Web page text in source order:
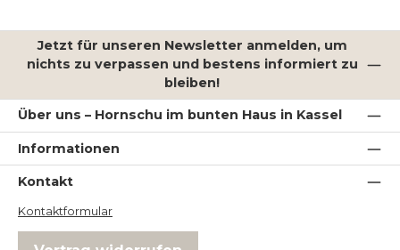
Jetzt für unseren Newsletter anmelden, um
nichts zu verpassen und bestens informiert zu
bleiben!
Über uns – Hornschu im bunten Haus in Kassel
Informationen
Kontakt
Kontaktformular